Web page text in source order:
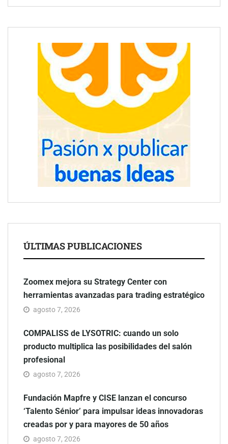
ÚLTIMAS PUBLICACIONES
Zoomex mejora su Strategy Center con
herramientas avanzadas para trading estratégico
agosto 7, 2026
COMPALISS de LYSOTRIC: cuando un solo
producto multiplica las posibilidades del salón
profesional
agosto 7, 2026
Fundación Mapfre y CISE lanzan el concurso
‘Talento Sénior’ para impulsar ideas innovadoras
creadas por y para mayores de 50 años
agosto 7, 2026